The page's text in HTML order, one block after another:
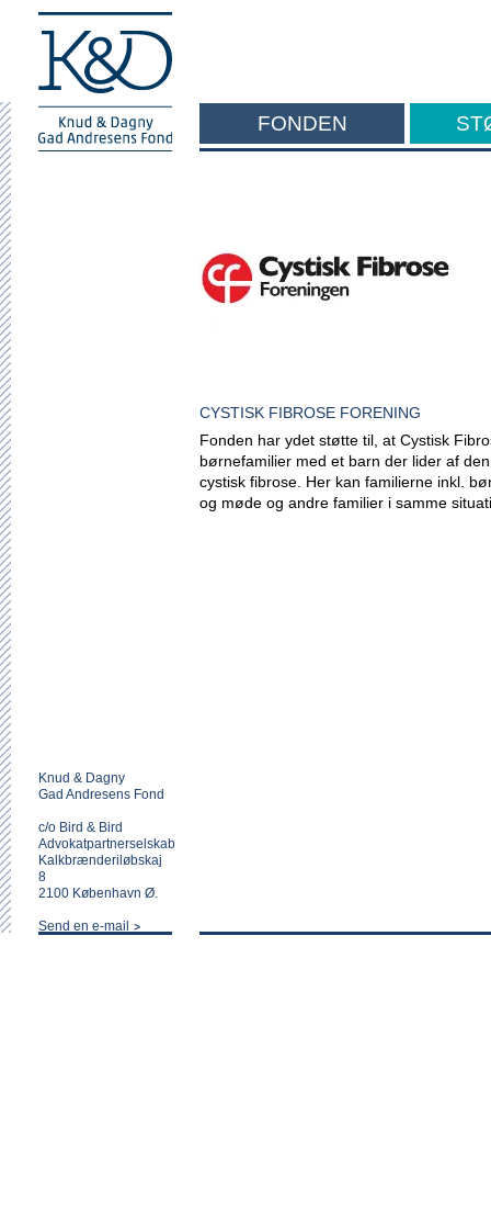
FONDEN
CYSTISK FIBROSE FORENING
Fonden har ydet støtte til, at Cystisk
børnefamilier med et barn der lider af
cystisk fibrose. Her kan familierne inkl.
og møde og andre familier i samme
Knud & Dagny
Gad Andresens Fond
c/o Bird & Bird
Advokatpartnerselskab
Kalkbrænderiløbskaj
8
2100 København Ø.
Send en e-mail